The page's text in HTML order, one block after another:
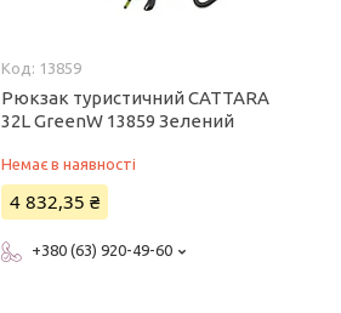
13859
Рюкзак туристичний CATTARA
32L GreenW 13859 Зелений
Немає в наявності
4 832,35 ₴
+380 (63) 920-49-60